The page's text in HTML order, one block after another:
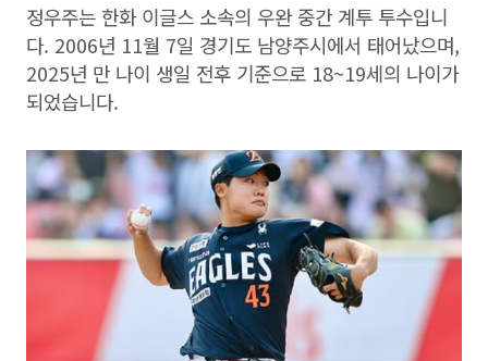
정우주는 한화 이글스 소속의 우완 중간 계투 투수입니
다. 2006년 11월 7일 경기도 남양주시에서 태어났으며,
2025년 만 나이 생일 전후 기준으로 18~19세의 나이가
되었습니다.